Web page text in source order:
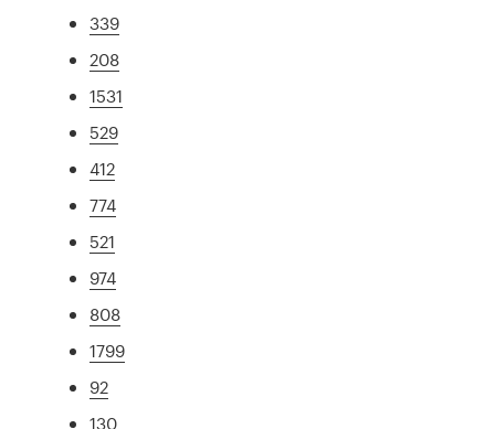
339
208
1531
529
412
774
521
974
808
1799
92
130